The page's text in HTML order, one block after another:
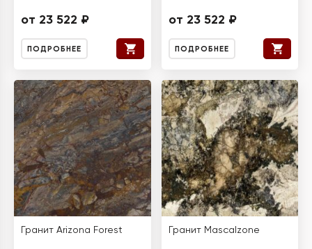
от 23 522 ₽
ПОДРОБНЕЕ
от 23 522 ₽
ПОДРОБНЕЕ
Гранит Arizona Forest Гранит Mascalzone